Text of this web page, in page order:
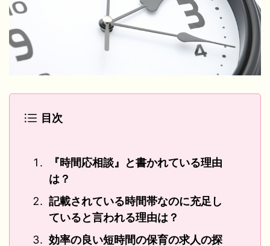
目次
『時間応相談』と書かれている理由
は？
記載されている時間帯なのに充足し
ていると言われる理由は？
効率の良い短時間の保育の求人の探